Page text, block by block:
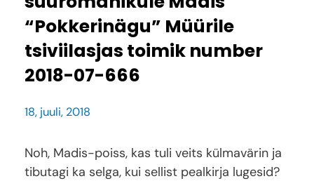
“Pokkerinägu” Müürile
tsiviilasjas toimik number
2018-07-666
18, juuli, 2018
Noh, Madis-poiss, kas tuli veits külmavärin ja
tibutagi ka selga, kui sellist pealkirja lugesid?